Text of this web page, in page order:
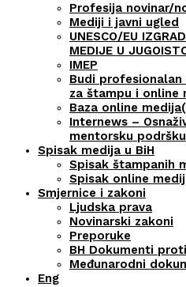
Profesija novinar/
Mediji i javni ugled
UNESCO/EU
MEDIJE U
IMEP
Budi
za štampu i online
Baza online
Internews –
mentorsku podršku
Spisak medija u BiH
Spisak štampanih
Spisak online
Smjernice i zakoni
Ljudska prava
Novinarski zakoni
Preporuke
BH Dokumenti
Međunarodni
Eng